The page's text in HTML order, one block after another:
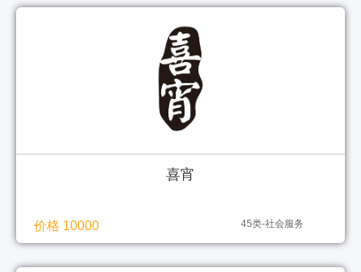
喜宵
价格 10000 45类-社会服务